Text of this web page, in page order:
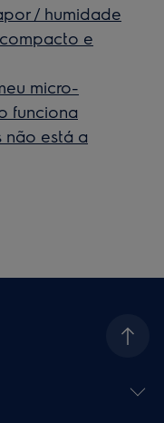
/ humidade
e
micro-
funciona
não está a